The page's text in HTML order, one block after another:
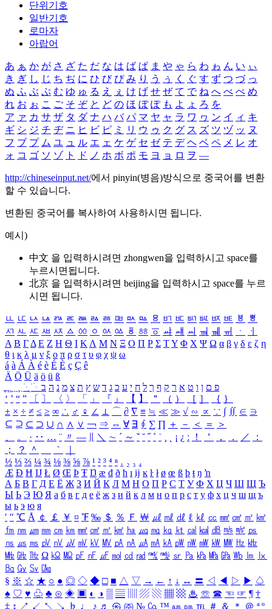
단위기호
일반기호
로마자
아랍어
あ ぁ か が さ ざ た だ な は ば ぱ ま や ゃ ら わ ゎ ん い ぃ
き ぎ し じ ち ぢ に ひ び ぴ み り う ぅ く ぐ す ず つ づ っ
ぬ ふ ぶ ぷ む ゆ ゅ る え ぇ け げ せ ぜ て で ね へ べ ぺ め
れ お ぉ こ ご そ ぞ と ど の ほ ぼ ぽ も よ ょ ろ を
ア ァ カ サ ザ タ ダ ナ ハ バ パ マ ヤ ャ ラ ワ ヮ ン イ ィ キ
ギ シ ジ チ ヂ ニ ヒ ビ ピ ミ リ ウ ゥ ク グ ス ズ ツ ヅ ッ ヌ
フ ブ プ ム ユ ュ ル エ ェ ケ ゲ セ ゼ テ デ ヘ ベ ペ メ レ オ
ォ コ ゴ ソ ゾ ト ド ノ ホ ボ ポ モ ヨ ョ ロ ヲ ―
http://chineseinput.net/에서 pinyin(병음)방식으로 중국어를 변환
할 수 있습니다.
변환된 중국어를 복사하여 사용하시면 됩니다.
예시)
中文 을 입력하시려면 zhongwen을 입력하시고 space를
누르시면됩니다.
北京 을 입력하시려면 beijing을 입력하시고 space를 누르
시면 됩니다.
ㅥ ㅦ ㅧ ㅨ ㅩ ㅪ ㅫ ㅬ ㅭ ㅮ ㅯ ㅰ ㅱ ㅲ ㅳ ㅴ ㅵ ㅶ ㅷ ㅸ
ㅹ
ㅺ ㅻ ㅼ ㅽ ㅾ ㅿ ㆀ ㆁ ㆂ ㆃ ㆄ ㆅ ㆆ ㆇ ㆈ ㆉ ㆊ ㆋ ㆌ ㆍ
ㆎ
Α Β ΓΔ Ε Ζ Η Θ Ι ΚΛ Μ Ν Ξ Ο Π Ρ Σ ΤΥ Φ Χ Ψ Ω α β γ δ ε ζ η
θ ι κ λ μ ν ξ ο π ρ σ τ υ φ χ ψ ω
á à Á À é è É È ç Ç ê
Ä Ö Ü ä ö ü ß
ִֶֹ ֻּ ׁׂ פ ם ן ו ט א ר ק ף ך ל ח י ע כ ג ד ש ץ ת צ מ נ ה ב
‘ ’ “ ” 〔 〕 〈 〉 「 」 『 』 【 】 ＂ （ ） ［ ］ ｛ ｝
± × ÷ ≠ ≤ ≥ ∞ ∴ ♂ ♀ ∠ ⊥ ⌒ ∂ ∇ ≡ ≒ ≪ ≫ √ ∽ ∝ ∵ ∫ ∬ ∈ ∋
⊆ ⊇ ⊂ ⊃ ∪ ∩ ∧ ∨ ￢ ⇒ ⇔ ∀ ∃ ∮ ∑ ∏ ＋ － ＜ ＝
＞
、
。 · ‥ … ¨ 〃 ― ＼ ∼ ´ ～ ˇ ˘ ˝ ˚ ˙ ¸ ¡ ¿ ː ！ ＇ ， ． ／
：
；
？ ＾ ｀
½ ⅓ ⅔ ¼ ¾ ⅛ ⅜ ⅝ ⅞ ¹ ² ³ ⁴ ⁿ ₁ ₂ ₃ ₄
Æ Ð Ħ Ĳ Ł Ø Œ Þ Ŧ Ŋ æ đ ð ħ ı ĳ ĸ ŀ ł ø œ ß þ ŧ ŋ ŉ
А Б В Г Д Е Ё Ж З И Й К Л М Н О П Р С Т У Ф Х Ц Ч Ш Щ Ъ
Ы Ь Э Ю Я а б в г д е ё ж з и й к л м н о п р с т у ф х ц ч ш щ ъ
ы ь э ю я
′ ″ ℃ Å ￠ ￡ ￥ ¤ ℉ ‰ ＄ ％ Ｆ ￦ ㎕ ㎖ ㎗ ℓ ㎘ ㏄ ㎣ ㎤ ㎥ ㎦
㎙ ㎚ ㎛ ㎜ ㎝ ㎞ ㎟ ㎠ ㎡ ㎢ ㏊ ㎍ ㎎ ㎏ ㏏ ㎈ ㎉ ㏈ ㎧ ㎨ ㎰
㎱ ㎲ ㎳ ㎴ ㎵ ㎶ ㎷ ㎸ ㎹ ㎀ ㎁ ㎂ ㎃ ㎄ ㎺ ㎻ ㎽ ㎾ ㎿ ㎐ ㎑
㎒ ㎓ ㎔ Ω ㏀ ㏁ ㎊ ㎋ ㎌ ㏖ ㏅ ㎭ ㎮ ㎯ ㏛ ㎩ ㎪ ㎫ ㎬ ㏝ ㏐
㏓
㏃ ㏉ ㏜ ㏆
§ ※ ☆ ★ ○ ● ◎ ◇ ◆ □ ■ △ ▽ → ← ↑ ↓ ↔ 〓 ◁ ◀ ▷ ▶ ♤
♠ ♡ ♥ ♧ ♣ ⊙ ◈ ▣ ◐ ◑ ▒ ▤ ▨ ▧ ▦ ▩ ♨ ☏ ☎ ☜ ☞ ¶ †
‡ ↕ ↗ ↙ ↖ ↘ ♭ ♩ ♪ ♬ ㉿ ㈜ № ㏇ ™ ㏂ ㏘ ℡ ＃ ＆ ＊ ＠ ª º